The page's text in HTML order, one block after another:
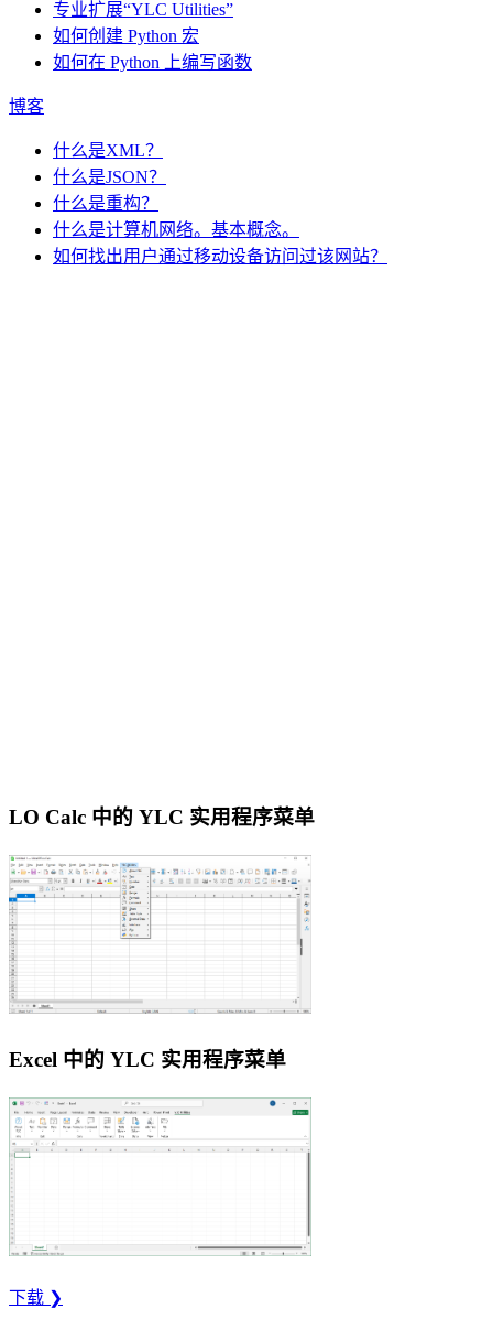
专业扩展“YLC Utilities”
如何创建 Python 宏
如何在 Python 上编写函数
博客
什么是XML？
什么是JSON？
什么是重构？
什么是计算机网络。基本概念。
如何找出用户通过移动设备访问过该网站？
LO Calc 中的 YLC 实用程序菜单
Excel 中的 YLC 实用程序菜单
下载 ❯